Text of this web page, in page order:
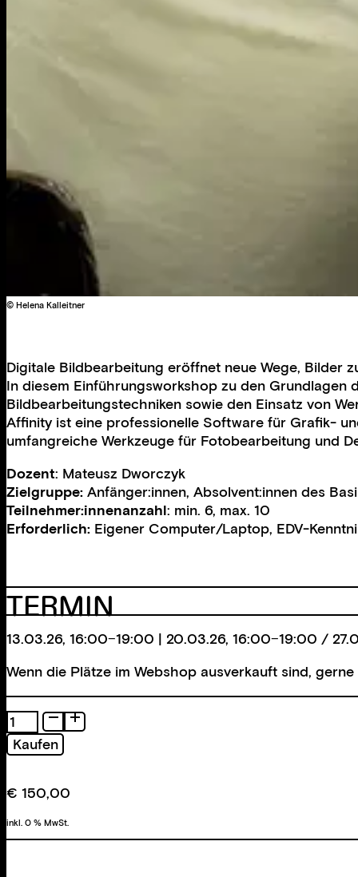
© Helena Kalleitner
Digitale Bildbearbeitung eröffnet neue Wege, Bilder
In diesem Einführungsworkshop zu den
Bildbearbeitungstechniken sowie den Einsatz von
Affinity ist eine professionelle Software für Grafik-
umfangreiche Werkzeuge für Fotobearbeitung und
Dozent: Mateusz Dworczyk
Zielgruppe: Anfänger:innen, Absolvent:innen des
Teilnehmer:innenanzahl: min. 6, max. 10
Erforderlich: Eigener Computer/Laptop, EDV-
TERMIN
13.03.26, 16:00−19:00 | 20.03.26, 16:00−19:00 /
Wenn die Plätze im Webshop ausverkauft sind,
Grundlagen
Digitale
Bildbearbeitung:
in
Menge
Kaufen
€ 150,00
inkl. 0 % MwSt.